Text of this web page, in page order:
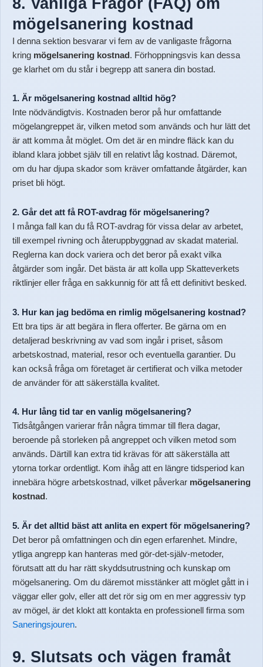
mögelsanering kostnad
I denna sektion besvarar vi fem av de vanligaste frågorna
kring mögelsanering kostnad . Förhoppningsvis kan dessa
ge klarhet om du står i begrepp att sanera din bostad.
1. Är mögelsanering kostnad alltid hög?
Inte nödvändigtvis. Kostnaden beror på hur omfattande
mögelangreppet är, vilken metod som används och hur lätt det
är att komma åt möglet. Om det är en mindre fläck kan du
ibland klara jobbet själv till en relativt låg kostnad. Däremot,
om du har djupa skador som kräver omfattande åtgärder, kan
priset bli högt.
2. Går det att få ROT-avdrag för mögelsanering?
I många fall kan du få ROT-avdrag för vissa delar av arbetet,
till exempel rivning och återuppbyggnad av skadat material.
Reglerna kan dock variera och det beror på exakt vilka
åtgärder som ingår. Det bästa är att kolla upp Skatteverkets
riktlinjer eller fråga en sakkunnig för att få ett definitivt besked.
3. Hur kan jag bedöma en rimlig mögelsanering kostnad?
Ett bra tips är att begära in flera offerter. Be gärna om en
detaljerad beskrivning av vad som ingår i priset, såsom
arbetskostnad, material, resor och eventuella garantier. Du
kan också fråga om företaget är certifierat och vilka metoder
de använder för att säkerställa kvalitet.
4. Hur lång tid tar en vanlig mögelsanering?
Tidsåtgången varierar från några timmar till flera dagar,
beroende på storleken på angreppet och vilken metod som
används. Därtill kan extra tid krävas för att säkerställa att
ytorna torkar ordentligt. Kom ihåg att en längre tidsperiod kan
innebära högre arbetskostnad, vilket påverkar mögelsanering
kostnad .
5. Är det alltid bäst att anlita en expert för mögelsanering?
Det beror på omfattningen och din egen erfarenhet. Mindre,
ytliga angrepp kan hanteras med gör-det-själv-metoder,
förutsatt att du har rätt skyddsutrustning och kunskap om
mögelsanering. Om du däremot misstänker att möglet gått in i
väggar eller golv, eller att det rör sig om en mer aggressiv typ
av mögel, är det klokt att kontakta en professionell firma som
Saneringsjouren.
9. Slutsats och vägen framåt